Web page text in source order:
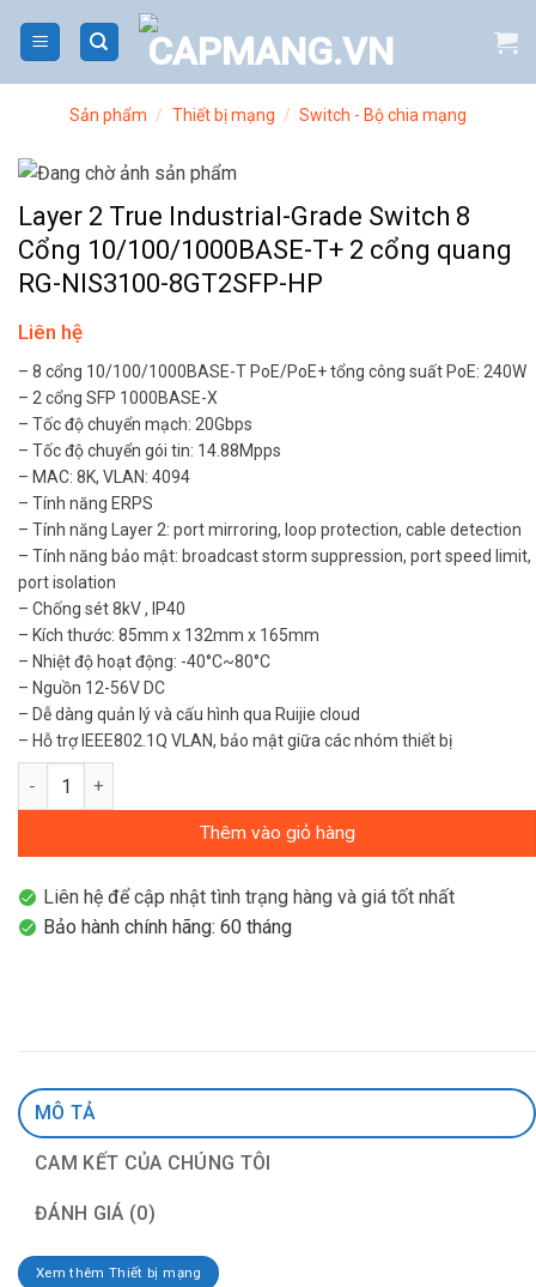
Sản phẩm / Thiết bị mạng / Switch - Bộ chia mạng
Layer 2 True Industrial-Grade Switch 8
Cổng 10/100/1000BASE-T+ 2 cổng quang
RG-NIS3100-8GT2SFP-HP
Liên hệ
– 8 cổng 10/100/1000BASE-T PoE/PoE+ tổng công suất PoE: 240W
– 2 cổng SFP 1000BASE-X
– Tốc độ chuyển mạch: 20Gbps
– Tốc độ chuyển gói tin: 14.88Mpps
– MAC: 8K, VLAN: 4094
– Tính năng ERPS
– Tính năng Layer 2: port mirroring, loop protection, cable detection
– Tính năng bảo mật: broadcast storm suppression, port speed limit,
port isolation
– Chống sét 8kV , IP40
– Kích thước: 85mm x 132mm x 165mm
– Nhiệt độ hoạt động: -40°C~80°C
– Nguồn 12-56V DC
– Dễ dàng quản lý và cấu hình qua Ruijie cloud
– Hỗ trợ IEEE802.1Q VLAN, bảo mật giữa các nhóm thiết bị
Layer 2 True Industrial-Grade Switch 8 Cổng 10/100/
Thêm vào giỏ hàng
Liên hệ để cập nhật tình trạng hàng và giá tốt nhất
Bảo hành chính hãng: 60 tháng
MÔ TẢ
CAM KẾT CỦA CHÚNG TÔI
ĐÁNH GIÁ (0)
Xem thêm Thiết bị mạng